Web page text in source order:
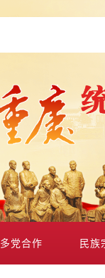
多党合作 民族